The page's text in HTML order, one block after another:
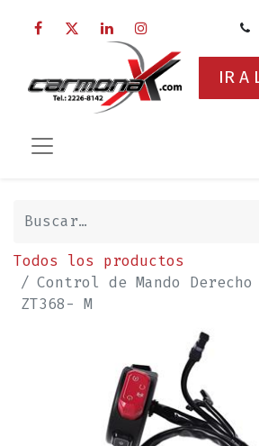
IR A
Todos los productos
Control de Mando
ZT368- M